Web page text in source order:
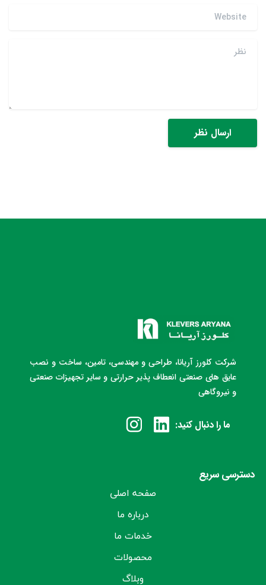
Website
نظر
شرکت کلورز آریانا، طراحی و مهندسی، تامین، ساخت و نصب
عایق های صنعتی انعطاف پذیر حرارتی و سایر تجهیزات صنعتی
و نیروگاهی
ما را دنبال کنید:
دسترسی سریع
صفحه اصلی
درباره ما
خدمات ما
محصولات
وبلاگ